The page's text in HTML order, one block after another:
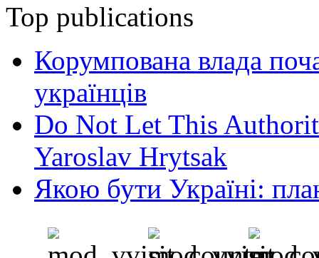
Top publications
Корумпована влада
українців
Do Not Let This
Yaroslav Hrytsak
Якою бути Україні: